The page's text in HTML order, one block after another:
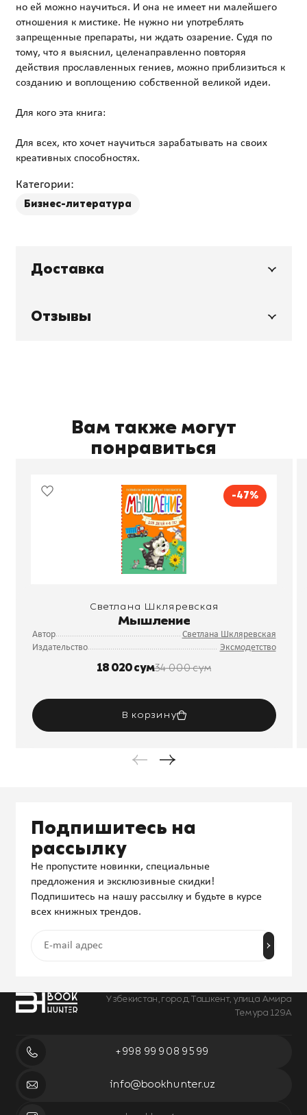
но ей можно научиться. И она не имеет ни малейшего
отношения к мистике. Не нужно ни употреблять
запрещенные препараты, ни ждать озарение. Судя по
тому, что я выяснил, целенаправленно повторяя
действия прославленных гениев, можно приблизиться к
созданию и воплощению собственной великой идеи.
Для кого эта книга:
Для всех, кто хочет научиться зарабатывать на своих
Категории:
Бизнес-литература
Доставка
Отзывы
Вам также могут
понравиться
-47%
Светлана Шкляревская
Мышление
Автор
Светлана Шкляревская
Издательство
Эксмодетство
18 020 сум34 000 сум
В корзину
Узбекистан, город Ташкент, улица Амира
Темура 129А
+998 99 908 95 99
info@bookhunter.uz
Подпишитесь на
рассылку
Не пропустите новинки, специальные
предложения и эксклюзивные скидки!
Подпишитесь на нашу рассылку и будьте в курсе
всех книжных трендов.